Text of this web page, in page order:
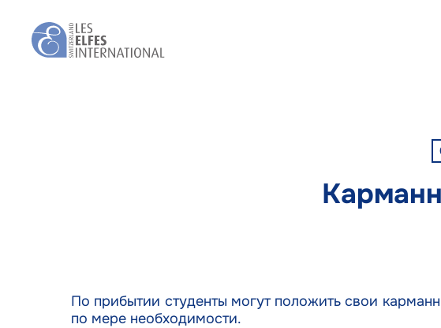
content
По прибытии студенты могут положить свои
по мере необходимости.